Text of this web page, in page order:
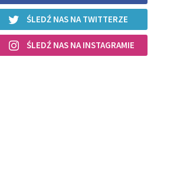
ŚLEDŹ NAS NA TWITTERZE
ŚLEDŹ NAS NA INSTAGRAMIE